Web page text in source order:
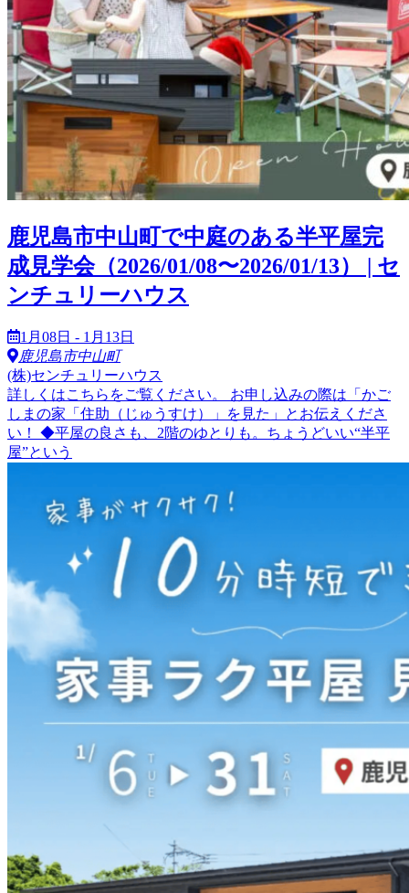
鹿児島市中山町で中庭のある半平屋完
成見学会（2026/01/08〜2026/01/13） | セ
ンチュリーハウス
1月08日 - 1月13日
鹿児島市中山町
(株)センチュリーハウス
詳しくはこちらをご覧ください。 お申し込みの際は「かご
しまの家「住助（じゅうすけ）」を見た」とお伝えくださ
い！ ◆平屋の良さも、2階のゆとりも。ちょうどいい“半平
屋”という